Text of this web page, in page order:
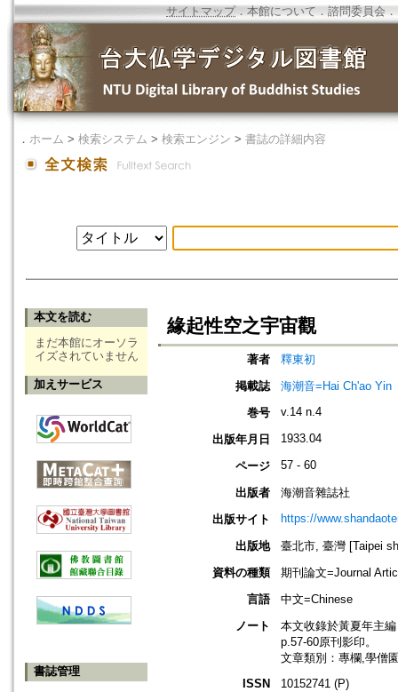
サイトマップ．本館について ． 諮問委員会 ．
． ホーム > 検索システム > 検索エンジン > 書誌の詳細内容
本文を読む
まだ本館にオーソラ
イズされていません
加えサービス
書誌管理
緣起性空之宇宙觀
著者
釋東初
掲載誌
海潮音=Hai Ch'ao Yin
巻号
v.14 n.4
出版年月日 1933.04
ページ 57 - 60
出版者
海潮音雜誌社
出版サイト
https://
出版地
臺北市, 臺灣 [Taipei
資料の種類
期刊論文=Journal
言語
中文=Chinese
ノート
本文收錄於黃夏年主
p.57-60原刊影印。
文章類別：專欄,學僧
ISSN
10152741 (P)